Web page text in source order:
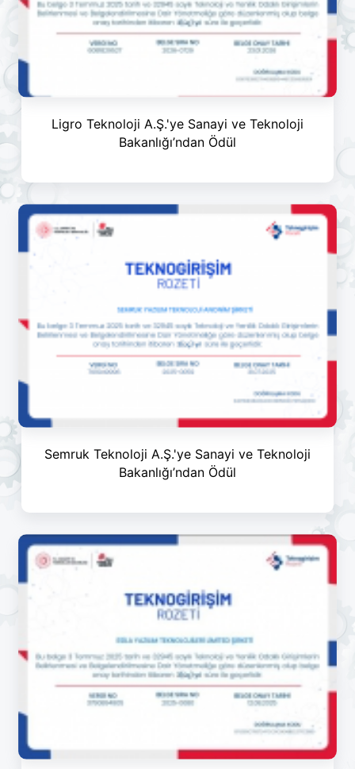
Ligro Teknoloji A.Ş.'ye Sanayi ve Teknoloji
Bakanlığı’ndan Ödül
Semruk Teknoloji A.Ş.'ye Sanayi ve Teknoloji
Bakanlığı’ndan Ödül